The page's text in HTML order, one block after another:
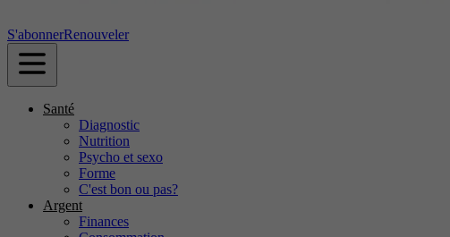
S'abonnerRenouveler
Santé
Diagnostic
Nutrition
Psycho et sexo
Forme
C'est bon ou pas?
Argent
Finances